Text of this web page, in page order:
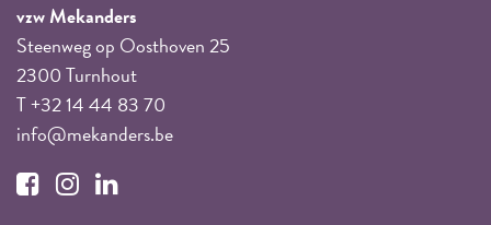
vzw Mekanders
Steenweg op Oosthoven 25
2300 Turnhout
T +32 14 44 83 70
info@mekanders.be